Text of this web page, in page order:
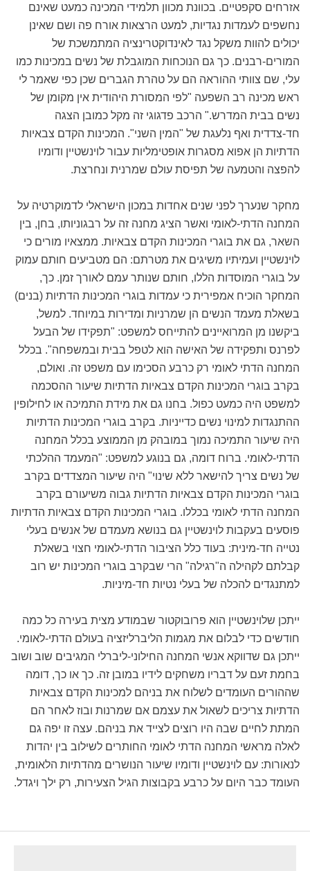
אזרחים סקפטיים. בכוונת מכוון תלמידי המכינה כמעט שאינם
נחשפים לעמדות נגדיות, למעט הרצאות אורח פה ושם שאינן
יכולים להוות משקל נגד לאינדוקטרינציה המתמשכת של
המורים-רבנים. כך גם הנוכחות המוגבלת של נשים במכינות כמו
עלי, שם צוותי ההוראה הם על טהרת הגברים שכן כפי שאמר לי
ראש מכינה רב השפעה "לפי המסורת היהודית אין מקומן של
נשים בבית המדרש." הרכב פדגוגי זה מקל כמובן הצגה
חד-צדדית ואף נלעגת של "המין השני". המכינות הקדם צבאיות
הדתיות הן אפוא מסגרות אופטימליות עבור לוינשטיין ודומיו
להפצה והטמעה של תפיסת עולם שמרנית ונחרצת.
מחקר שנערך לפני שנים אחדות במכון הישראלי לדמוקרטיה על
המחנה הדתי-לאומי ואשר הציג מחנה זה על רבגוניותו, בחן, בין
השאר, גם את בוגרי המכינות הקדם צבאיות. ממצאיו מורים כי
לוינשטיין ועמיתיו משיגים את מטרתם: הם מטביעים חותם עמוק
על בוגרי המוסדות הללו, חותם שנותר עמם לאורך זמן. כך,
המחקר הוכיח אמפירית כי עמדות בוגרי המכינות הדתיות (בנים)
בשאלת מעמד הנשים הן שמרניות ומדירות במיוחד. למשל,
ביקשנו מן המרואיינים להתייחס למשפט: "תפקידו של הבעל
לפרנס ותפקידה של האישה הוא לטפל בבית ובמשפחה". בכלל
המחנה הדתי לאומי רק כרבע הסכימו עם משפט זה. ואולם,
בקרב בוגרי המכינות הקדם צבאיות הדתיות שיעור ההסכמה
למשפט היה כמעט כפול. בחנו גם את מידת התמיכה או לחילופין
ההתנגדות למינוי נשים כדייניות. בקרב בוגרי המכינות הדתיות
היה שיעור התמיכה נמוך במובהק מן הממוצע בכלל המחנה
הדתי-לאומי. ברוח דומה, גם בנוגע למשפט: "המעמד ההלכתי
של נשים צריך להישאר ללא שינוי" היה שיעור המצדדים בקרב
בוגרי המכינות הקדם צבאיות הדתיות גבוה משיעורם בקרב
המחנה הדתי לאומי בכללו. בוגרי המכינות הקדם צבאיות הדתיות
פוסעים בעקבות לוינשטיין גם בנושא מעמדם של אנשים בעלי
נטייה חד-מינית: בעוד כלל הציבור הדתי-לאומי חצוי בשאלת
קבלתם לקהילה ה"רגילה" הרי שבקרב בוגרי המכינות יש רוב
למתנגדים להכלה של בעלי נטיות חד-מיניות.
ייתכן שלוינשטיין הוא פרובוקטור שבמודע מצית בעירה כל כמה
חודשים כדי לבלום את מגמות הליברליזציה בעולם הדתי-לאומי.
ייתכן גם שדווקא אנשי המחנה החילוני-ליברלי המגיבים שוב ושוב
בחמת זעם על דבריו משחקים לידיו במובן זה. כך או כך, דומה
שההורים העומדים לשלוח את בניהם למכינות הקדם צבאיות
הדתיות צריכים לשאול את עצמם אם שמרנות ובוז לאחר הם
המתת לחיים שבה היו רוצים לצייד את בניהם. עצה זו יפה גם
לאלה מראשי המחנה הדתי לאומי החותרים לשילוב בין יהדות
לנאורות: עם לוינשטיין ודומיו שיעור הנושרים מהדתיות הלאומית,
העומד כבר היום על כרבע בקבוצות הגיל הצעירות, רק ילך ויגדל.